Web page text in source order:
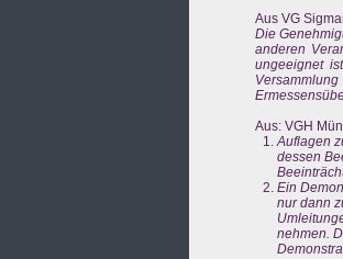
Aus VG
Die
anderen
ungeeignet
Aus: VGH
Auflagen
dessen
Ein
nur dann
nehmen.